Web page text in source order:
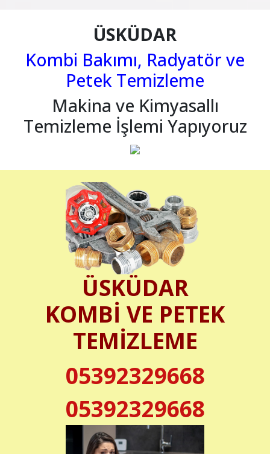
ÜSKÜDAR
Kombi Bakımı, Radyatör ve
Petek Temizleme
Makina ve Kimyasallı
Temizleme İşlemi Yapıyoruz
ÜSKÜDAR
KOMBİ VE PETEK
TEMİZLEME
05392329668
05392329668